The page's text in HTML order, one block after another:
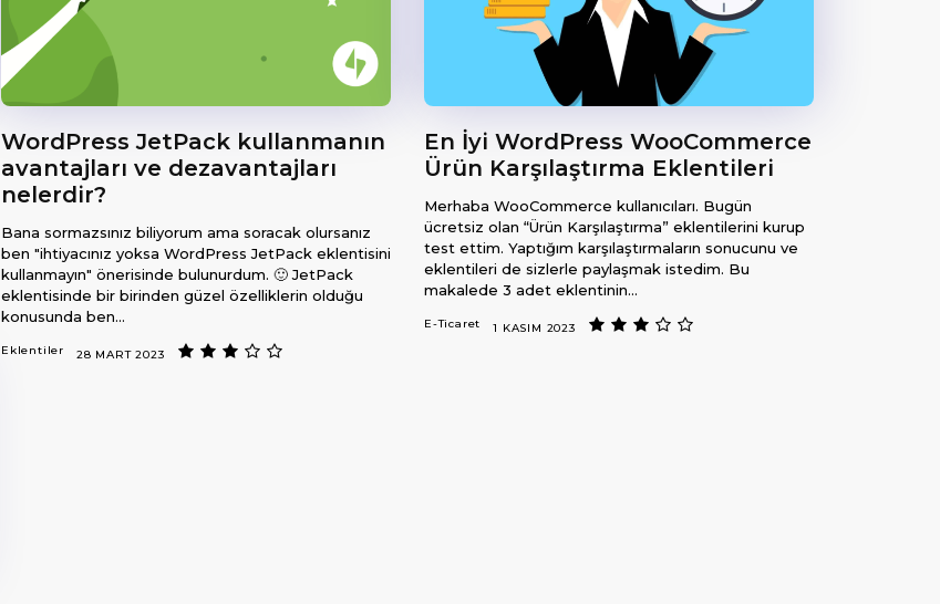
WordPress JetPack kullanmanın
avantajları ve dezavantajları
nelerdir?
Bana sormazsınız biliyorum ama soracak olursanız
ben "ihtiyacınız yoksa WordPress JetPack eklentisini
kullanmayın" önerisinde bulunurdum. 🙂 JetPack
eklentisinde bir birinden güzel özelliklerin olduğu
konusunda ben...
Eklentiler 28 MART 2023
En İyi WordPress WooCommerce
Ürün Karşılaştırma Eklentileri
Merhaba WooCommerce kullanıcıları. Bugün
ücretsiz olan “Ürün Karşılaştırma” eklentilerini kurup
test ettim. Yaptığım karşılaştırmaların sonucunu ve
eklentileri de sizlerle paylaşmak istedim. Bu
makalede 3 adet eklentinin...
E-Ticaret 1 KASIM 2023